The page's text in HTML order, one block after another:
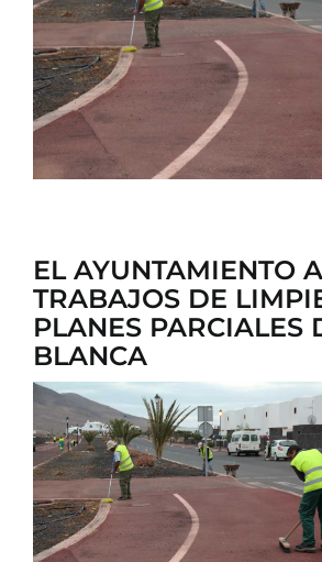
EL AYUNTAMIENTO
TRABAJOS DE
PLANES PARCIALES
BLANCA